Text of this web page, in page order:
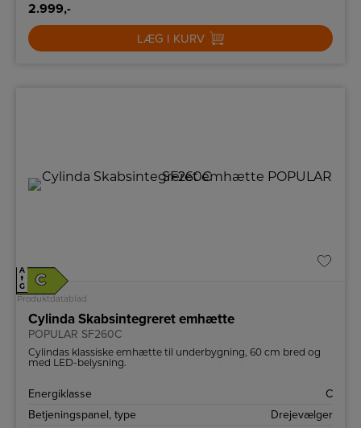
2.999,-
LÆG I KURV
A
↑
G
C
Produktdatablad
Cylinda Skabsintegreret emhætte
POPULAR SF260C
Cylindas klassiske emhætte til underbygning, 60 cm bred og
med LED-belysning.
Energiklasse
C
Betjeningspanel, type
Drejevælger